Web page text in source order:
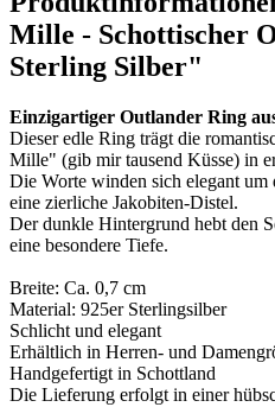
Mille - Schottischer
Sterling Silber"
Einzigartiger Outlander Ring
Dieser edle Ring trägt die
Mille" (gib mir tausend Küsse) in
Die Worte winden sich elegant
eine zierliche Jakobiten-Distel.
Der dunkle Hintergrund hebt den
eine besondere Tiefe.
Breite: Ca. 0,7 cm
Material: 925er Sterlingsilber
Schlicht und elegant
Erhältlich in Herren- und
Handgefertigt in Schottland
Die Lieferung erfolgt in einer